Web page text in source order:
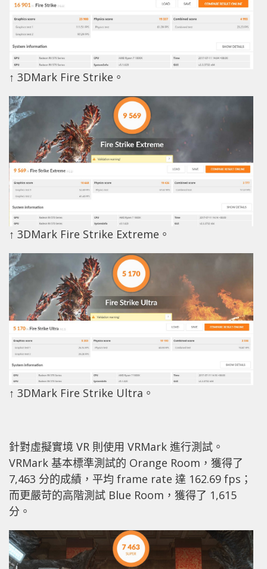
↑ 3DMark Fire Strike。
↑ 3DMark Fire Strike Extreme。
↑ 3DMark Fire Strike Ultra。
針對虛擬實境 VR 則使用 VRMark 進行測試。
VRMark 基本標準測試的 Orange Room，獲得了
7,463 分的成績，平均 frame rate 達 162.69 fps；
而更嚴苛的高階測試 Blue Room，獲得了 1,615
分。